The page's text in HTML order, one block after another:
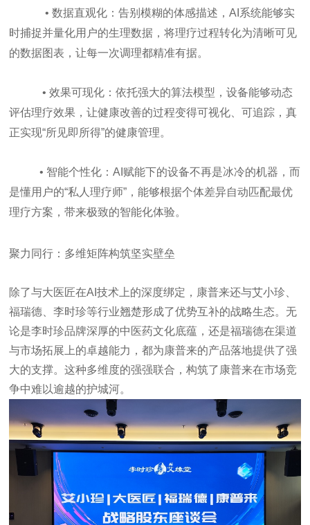
•数据直观化：告别模糊的体感描述，AI系统能够实
时捕捉并量化用户的生理数据，将理疗过程转化为清晰可见
的数据图表，让每一次调理都精准有据。
• 效果可现化：依托强大的算法模型，设备能够动态
评估理疗效果，让健康改善的过程变得可视化、可追踪，真
正实现“所见即所得”的健康管理。
• 智能个性化：AI赋能下的设备不再是冰冷的机器，而
是懂用户的“私人理疗师”，能够根据个体差异自动匹配最优
理疗方案，带来极致的智能化体验。
聚力同行：多维矩阵构筑坚实壁垒
除了与大医匠在AI技术上的深度绑定，康普来还与艾小珍、
福瑞德、李时珍等行业翘楚形成了优势互补的战略生态。无
论是李时珍品牌深厚的中医药文化底蕴，还是福瑞德在渠道
与市场拓展上的卓越能力，都为康普来的产品落地提供了强
大的支撑。这种多维度的强强联合，构筑了康普来在市场竞
争中难以逾越的护城河。